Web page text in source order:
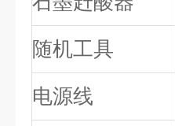
随机工具
电源线